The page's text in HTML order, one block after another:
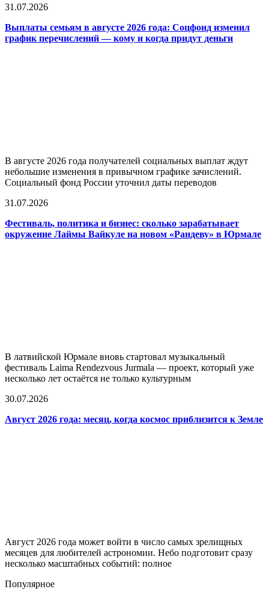
31.07.2026
Выплаты семьям в августе 2026 года: Соцфонд изменил
график перечислений — кому и когда придут деньги
В августе 2026 года получателей социальных выплат ждут
небольшие изменения в привычном графике зачислений.
Социальный фонд России уточнил даты переводов
31.07.2026
Фестиваль, политика и бизнес: сколько зарабатывает
окружение Лаймы Вайкуле на новом «Рандеву» в Юрмале
В латвийской Юрмале вновь стартовал музыкальный
фестиваль Laima Rendezvous Jurmala — проект, который уже
несколько лет остаётся не только культурным
30.07.2026
Август 2026 года: месяц, когда космос приблизится к Земле
Август 2026 года может войти в число самых зрелищных
месяцев для любителей астрономии. Небо подготовит сразу
несколько масштабных событий: полное
Популярное